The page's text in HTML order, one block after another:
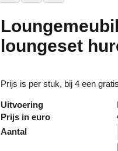
loungeset
Prijs is per stuk, bij 4 een
Uitvoering
Prijs in euro
Aantal